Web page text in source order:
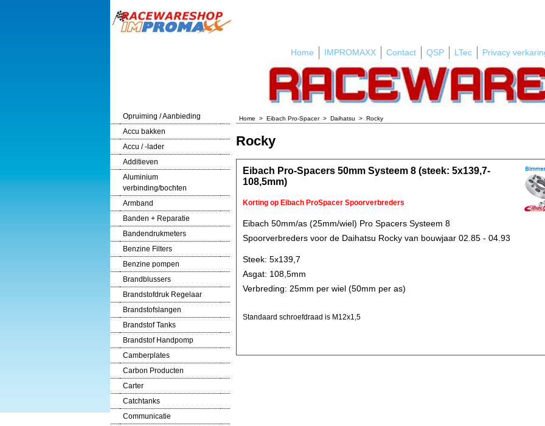
Home IMPROMAXX Contact QSP LTec Privacy
Opruiming / Aanbieding
Accu bakken
Accu / -lader
Additieven
Aluminium
verbinding/bochten
Armband
Banden + Reparatie
Bandendrukmeters
Benzine Filters
Benzine pompen
Brandblussers
Brandstofdruk Regelaar
Brandstofslangen
Brandstof Tanks
Brandstof Handpomp
Camberplates
Carbon Producten
Carter
Catchtanks
Communicatie
Home > Eibach Pro-Spacer> Daihatsu > Rocky
Rocky
Eibach Pro-Spacers 50mm Systeem 8 (steek: 5x139,7-
108,5mm)
Korting op Eibach ProSpacer Spoorverbreders
Eibach 50mm/as (25mm/wiel) Pro Spacers Systeem 8
Spoorverbreders voor de Daihatsu Rocky van bouwjaar 02.85 - 04.93
Steek: 5x139,7
Asgat: 108,5mm
Verbreding: 25mm per wiel (50mm per as)
Standaard schroefdraad is M12x1,5